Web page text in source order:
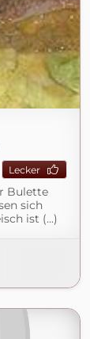
Lecker
Bulette
sich
ist (...)